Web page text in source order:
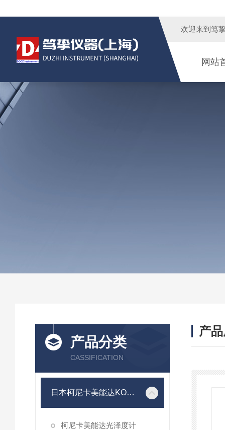
欢迎来到 笃
网站
产品分类
CASSIFICATION
日本柯尼卡美能达KONICA MINOLTA
柯尼卡美能达光泽度计
产